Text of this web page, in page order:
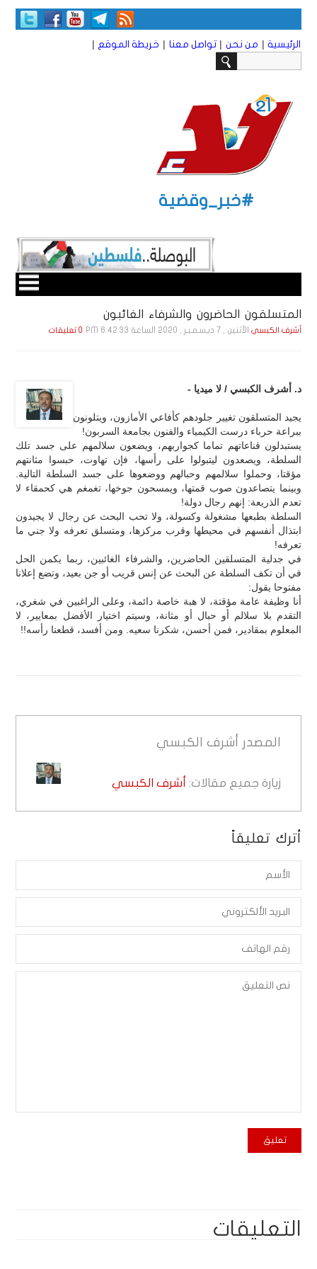
الرئيسية | من نحن | تواصل معنا | خريطة الموقع |
#خبر_وقضية
المتسلقون الحاضرون والشرفاء الغائبون
أشرف الكبسي الأثنين , 7 ديـسـمـبـر , 2020 الساعة 6:42:33 PM 0 تعليقات
د. أشرف الكبسي / لا ميديا -
يجيد المتسلقون تغيير جلودهم كأفاعي الأمازون، ويتلونون
ببراعة حرباء درست الكيمياء والفنون بجامعة السربون!
يستبدلون قناعاتهم تماما كجواربهم، ويضعون سلالمهم على جسد تلك
السلطة، ويصعدون ليتبولوا على رأسها، فإن تهاوت، حبسوا مثانتهم
مؤقتا، وحملوا سلالمهم وحبالهم ووضعوها على جسد السلطة التالية.
وبينما يتصاعدون صوب قمتها، ويمسحون جوخها، تغمغم هي كحمقاء لا
تعدم الذريعة: إنهم رجال دولة!
السلطة بطبعها مشغولة وكسولة، ولا تحب البحث عن رجال لا يجيدون
ابتذال أنفسهم في محيطها وقرب مركزها، ومتسلق تعرفه ولا جني ما
تعرفه!
في جدلية المتسلقين الحاضرين، والشرفاء الغائبين، ربما يكمن الحل
في أن تكف السلطة عن البحث عن إنس قريب أو جن بعيد، وتضع إعلانا
مفتوحا يقول:
أنا وظيفة عامة مؤقتة، لا هبة خاصة دائمة، وعلى الراغبين في شغري،
التقدم بلا سلالم أو حبال أو مثانة، وسيتم اختيار الأفضل بمعايير، لا
المعلوم بمقادير، فمن أحسن، شكرنا سعيه. ومن أفسد، قطعنا رأسه!!
المصدر أشرف الكبسي
زيارة جميع مقالات: أشرف الكبسي
أترك تعليقاً
التعليقات